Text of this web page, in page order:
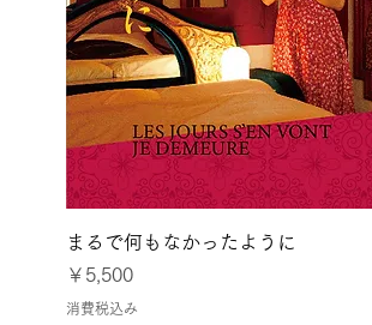
まるで何もなかったように
価格
￥5,500
消費税込み